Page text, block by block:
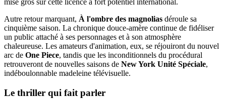
mise gros sur cette licence à fort potentiel international.
Autre retour marquant, À l'ombre des magnolias déroule sa
cinquième saison. La chronique douce-amère continue de fidéliser
un public attaché à ses personnages et à son atmosphère
chaleureuse. Les amateurs d'animation, eux, se réjouiront du nouvel
arc de One Piece, tandis que les inconditionnels du procédural
retrouveront de nouvelles saisons de New York Unité Spéciale,
indéboulonnable madeleine télévisuelle.
Le thriller qui fait parler